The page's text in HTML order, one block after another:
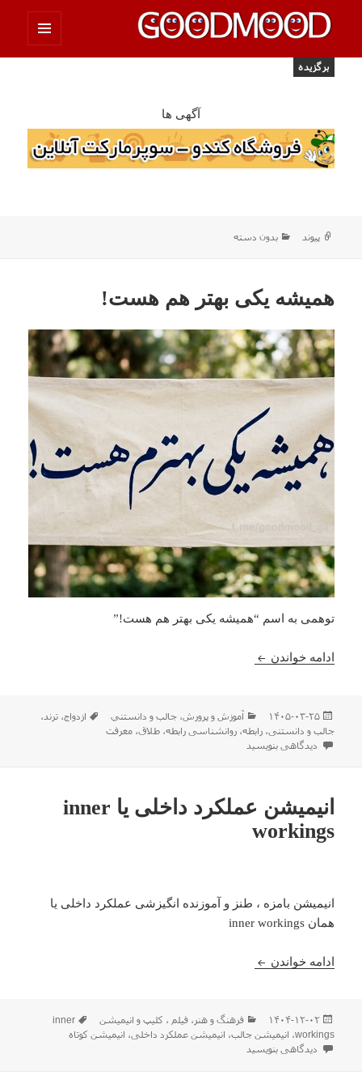
چیزای خووب مووب
آگهی ها
برگزیده
ساختار
پیوند دسته‌ها
بدون دسته
همیشه یکی بهتر هم هست!
توهمی به اسم “همیشه یکی بهتر هم هست!”
ادامه خواندن همیشه یکی بهتر هم هست!
ارسال
شده
در
۱۴۰۵-۰۳-۲۵ دسته‌ها
آموزش و پرورش،جالب و دانستني برچسب‌ها
ازدواج،ترند،
جالب و دانستنی،رابطه،روانشناسی رابطه،طلاق،معرفت
برای همیشه یکی بهتر هم هست!
دیدگاهی بنویسید
انیمیشن عملکرد داخلی یا inner
workings
انیمیشن بامزه ، طنز و آموزنده انگیزشی عملکرد داخلی یا
همان inner workings
ادامه خواندن انیمیشن عملکرد داخلی یا inner workings
ارسال
شده
در
۱۴۰۴-۱۲-۰۲ دسته‌ها
فرهنگ و هنر ،فیلم ، كليپ و انیمیشن برچسب‌ها
inner
workings، انیمیشن جالب، انیمیشن عملکرد داخلی، انیمیشن کوتاه
برای انیمیشن عملکرد داخلی یا inner workings
دیدگاهی بنویسید